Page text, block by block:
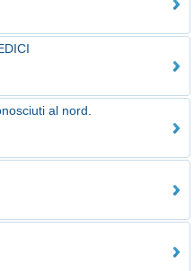
al nord.